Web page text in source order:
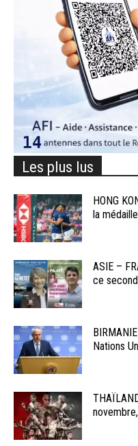
Les plus lus
HONG
la
ASIE –
ce
Nations